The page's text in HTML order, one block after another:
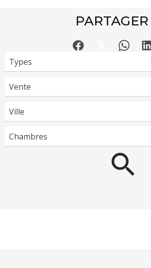
PARTAGER
Types
Vente
Ville
Chambres